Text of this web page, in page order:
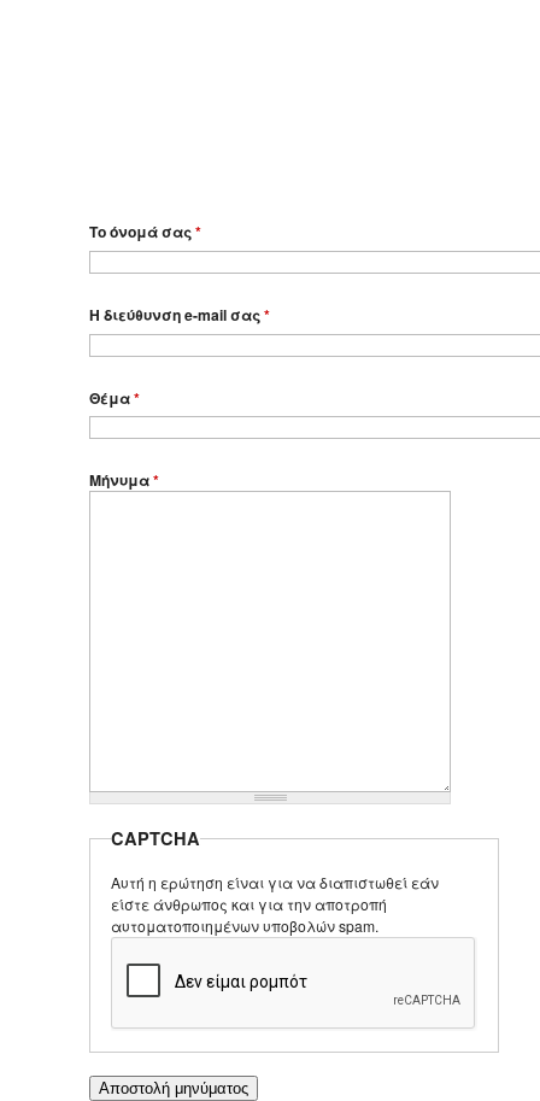
Το όνομά σας*
Η διεύθυνση e-mail σας*
Θέμα*
Μήνυμα*
CAPTCHA
Αυτή η ερώτηση είναι για να διαπιστωθεί εάν
είστε άνθρωπος και για την αποτροπή
αυτοματοποιημένων υποβολών spam.